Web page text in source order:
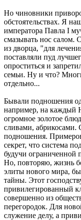
Но чиновники
обстоятельствах. Я
императора Павла I
смазывать нос салом.
из дворца, "для
поставляли пуд
опроститься и
семьи. Ну и что?
отдельно...
Бывали подношения
например, на каждый
огромное золотое
сливами, абрикосами.
подношения.
секрет, что система
будучи ограниченной
Но, повторяю, жизнь
элиты нового мира,
тайны. Этот
привилегированный
совершенно из
перегородок. Для
служение делу, а